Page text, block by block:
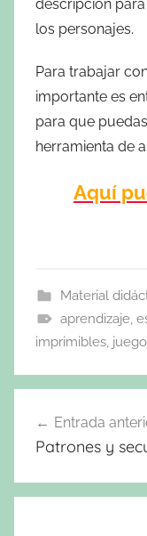
descripción
los personajes.
Para trabajar
importante es
para que
herramienta de
Aquí
Material
aprendizaje,
imprimibles,
de
Entrada
Patrones y